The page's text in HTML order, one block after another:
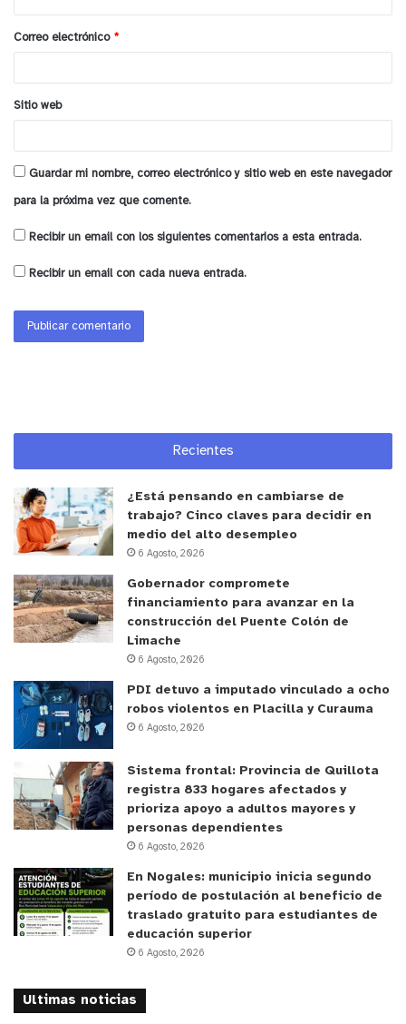
FECHAS DE INICIO
Gráficas y de Carreras Disciplinares.
– Julio / septiembre/ noviembre: Programa de
Acceso a Carreras de Ingeniería.
*
Correo electrónico *
Sitio web
Guardar mi nombre, correo electrónico y sitio web en este navegador
para la próxima vez que comente.
Recibir un email con los siguientes comentarios a esta entrada.
Recibir un email con cada nueva entrada.
Recientes
¿Está pensando en cambiarse de
trabajo? Cinco claves para decidir en
medio del alto desempleo
6 Agosto, 2026
Gobernador compromete
financiamiento para avanzar en la
construcción del Puente Colón de
Limache
6 Agosto, 2026
PDI detuvo a imputado vinculado a ocho
robos violentos en Placilla y Curauma
6 Agosto, 2026
Sistema frontal: Provincia de Quillota
registra 833 hogares afectados y
prioriza apoyo a adultos mayores y
personas dependientes
6 Agosto, 2026
En Nogales: municipio inicia segundo
período de postulación al beneficio de
traslado gratuito para estudiantes de
educación superior
6 Agosto, 2026
Ultimas noticias